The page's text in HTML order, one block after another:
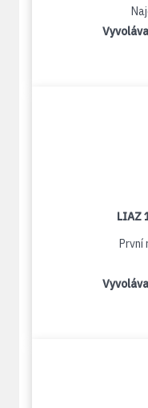
LIAZ
První